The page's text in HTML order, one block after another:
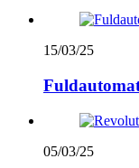
15/03/25
05/03/25